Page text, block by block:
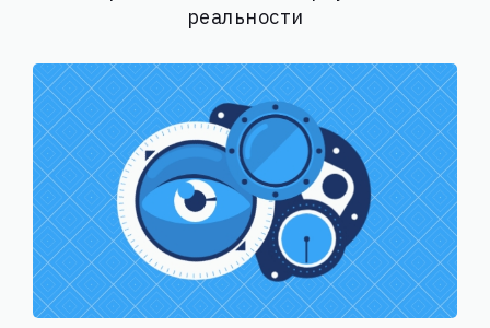
реальности